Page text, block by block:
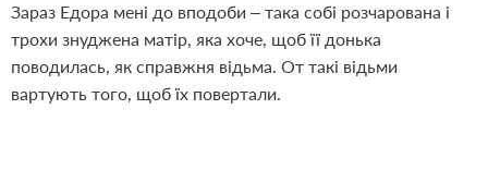
Зараз Едора мені до вподоби – така собі розчарована і
трохи знуджена матір, яка хоче, щоб її донька
поводилась, як справжня відьма. От такі відьми
вартують того, щоб їх повертали.